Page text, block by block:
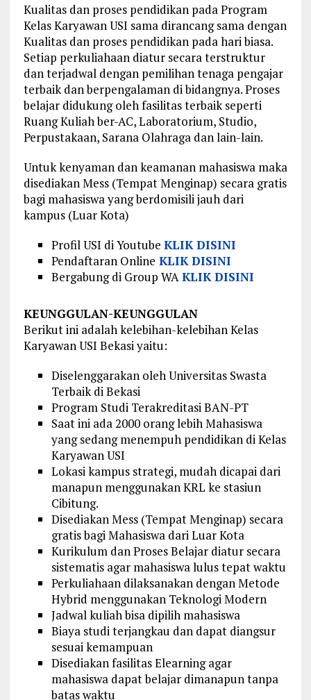
Kualitas dan proses pendidikan pada Program
Kelas Karyawan USI sama dirancang sama dengan
Kualitas dan proses pendidikan pada hari biasa.
Setiap perkuliahaan diatur secara terstruktur
dan terjadwal dengan pemilihan tenaga pengajar
terbaik dan berpengalaman di bidangnya. Proses
belajar didukung oleh fasilitas terbaik seperti
Ruang Kuliah ber-AC, Laboratorium, Studio,
Perpustakaan, Sarana Olahraga dan lain-lain.
Untuk kenyaman dan keamanan mahasiswa maka
disediakan Mess (Tempat Menginap) secara gratis
bagi mahasiswa yang berdomisili jauh dari
kampus (Luar Kota)
Profil USI di Youtube KLIK DISINI
Pendaftaran Online KLIK DISINI
Bergabung di Group WAKLIK DISINI
KEUNGGULAN-KEUNGGULAN
Berikut ini adalah kelebihan-kelebihan Kelas
Karyawan USI Bekasi yaitu:
Diselenggarakan oleh Universitas Swasta
Terbaik di Bekasi
Program Studi Terakreditasi BAN-PT
Saat ini ada 2000 orang lebih Mahasiswa
yang sedang menempuh pendidikan di Kelas
Karyawan USI
Lokasi kampus strategi, mudah dicapai dari
manapun menggunakan KRL ke stasiun
Cibitung.
Disediakan Mess (Tempat Menginap) secara
gratis bagi Mahasiswa dari Luar Kota
Kurikulum dan Proses Belajar diatur secara
sistematis agar mahasiswa lulus tepat waktu
Perkuliahaan dilaksanakan dengan Metode
Hybrid menggunakan Teknologi Modern
Jadwal kuliah bisa dipilih mahasiswa
Biaya studi terjangkau dan dapat diangsur
sesuai kemampuan
Disediakan fasilitas Elearning agar
mahasiswa dapat belajar dimanapun tanpa
batas waktu